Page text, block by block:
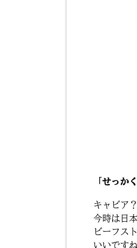
「せっか
キャビア？
今時は日
ビーフス
いいです